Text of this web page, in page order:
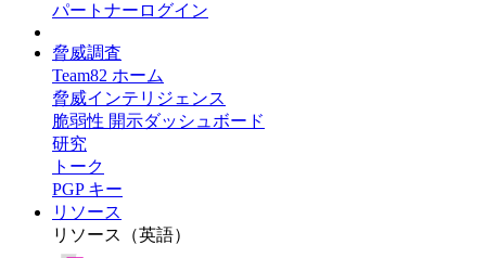
パートナーログイン
脅威調査
Team82 ホーム
脅威インテリジェンス
脆弱性 開示ダッシュボード
研究
トーク
PGP キー
リソース
リソース（英語）